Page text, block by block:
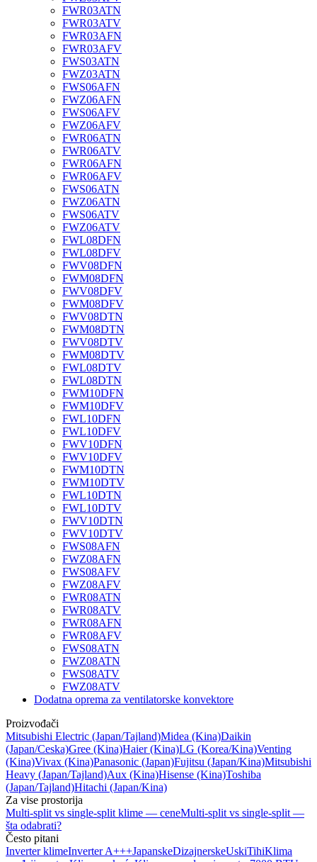
FWR03ATN
FWR03ATV
FWR03AFN
FWR03AFV
FWS03ATN
FWZ03ATN
FWS06AFN
FWZ06AFN
FWS06AFV
FWZ06AFV
FWR06ATN
FWR06ATV
FWR06AFN
FWR06AFV
FWS06ATN
FWZ06ATN
FWS06ATV
FWZ06ATV
FWL08DFN
FWL08DFV
FWV08DFN
FWM08DFN
FWV08DFV
FWM08DFV
FWV08DTN
FWM08DTN
FWV08DTV
FWM08DTV
FWL08DTV
FWL08DTN
FWM10DFN
FWM10DFV
FWL10DFN
FWL10DFV
FWV10DFN
FWV10DFV
FWM10DTN
FWM10DTV
FWL10DTN
FWL10DTV
FWV10DTN
FWV10DTV
FWS08AFN
FWZ08AFN
FWS08AFV
FWZ08AFV
FWR08ATN
FWR08ATV
FWR08AFN
FWR08AFV
FWS08ATN
FWZ08ATN
FWS08ATV
FWZ08ATV
Dodatna oprema za ventilatorske konvektore
Proizvođači
Mitsubishi Electric (Japan/Tajland)Midea (Kina)Daikin
(Japan/Ceska)Gree (Kina)Haier (Kina)LG (Korea/Kina)Venting
(Kina)Vivax (Kina)Panasonic (Japan)Fujitsu (Japan/Kina)Mitsubishi
Heavy (Japan/Tajland)Aux (Kina)Hisense (Kina)Toshiba
(Japan/Tajland)Hitachi (Japan/Kina)
Za vise prostorija
Multi-split vs single-split klime — ceneMulti-split vs single-split —
šta odabrati?
Često pitani
Inverter klimeInverter A+++JapanskeDizajnerskeUskiTihiKlima